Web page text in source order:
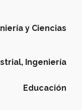
y Ciencias
Ingeniería
Educación